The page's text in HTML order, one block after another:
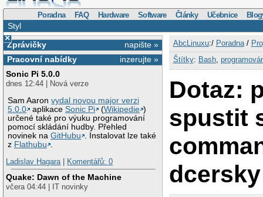
Poradna FAQ Hardware Software Články Učebnice
Styl
×
napište »
Zprávičky
inzerujte »
Pracovní nabídky
Sonic Pi 5.0.0
dnes 12:44 | Nová verze
Sam Aaronvydal novou major verzi
5.0.0
aplikaceSonic Pi (Wikipedie )
určené také pro výuku programování
pomocí skládání hudby. Přehled
novinek naGitHubu
. Instalovat lze také
z Flathubu
Ladislav Hagara| Komentářů: 0
Quake: Dawn of the Machine
včera 04:44 | IT novinky
AbcLinuxu:/ Poradna/
Štítky: Bash,
Dotaz:
spustit